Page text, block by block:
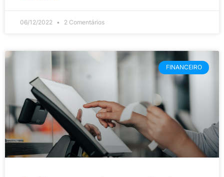
06/12/2022 2 Comentários
FINANCEIRO